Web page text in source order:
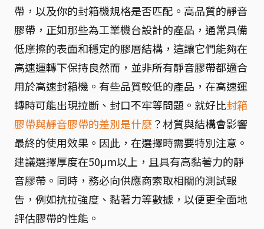
帶，以及你的封箱機規格是否匹配。高品質的靜音
膠帶，正如那些為工業機台設計的產品，通常具備
低摩擦的表面和穩定的膠層結構，這讓它們能夠在
高速運轉下保持良然而，並非所有靜音膠帶都適合
用於高速封箱機。有些品質較低的產品，在高速運
轉時可能出現拉斷、封口不牢等問題。就好比封箱
膠帶與靜音膠帶的差別是什麼？材質與結構會影響
最終的使用效果。因此，在選擇時需要特別注意。
建議選擇厚度在50μm以上，且具有高黏著力的靜
音膠帶。同時，務必向供應商索取相關的測試報
告，例如抗拉強度、黏著力等數據，以便更全面地
評估膠帶的性能。